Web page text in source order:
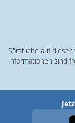
Sämtliche auf
Informationen sind